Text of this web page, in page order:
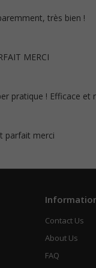
très bien !
MERCI
pratique ! Efficace et
parfait merci
Contact Us
About Us
FAQ